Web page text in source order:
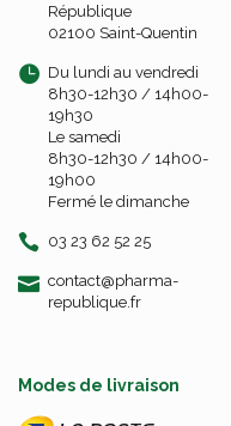
République
02100 Saint-Quentin
Du lundi au vendredi
8h30-12h30 / 14h00-
19h30
Le samedi
8h30-12h30 / 14h00-
19h00
Fermé le dimanche
03 23 62 52 25
contact-
@-
pharma-
republique.fr
Modes de livraison